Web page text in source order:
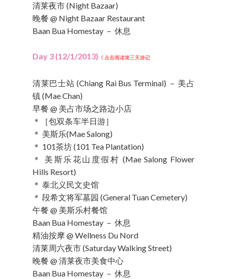
清莱夜市 (Night Bazaar)
晚餐 @ Night Bazaar Restaurant
Baan Bua Homestay － 休息
Day 3 (12/1/2013) 《 点击阅读第三天游记
清莱巴士站 (Chiang Rai Bus Terminal) － 美占
镇 (Mae Chan)
早餐 @ 美占市场之路边小店
＊［包双条车半日游］
＊ 美斯乐(Mae Salong)
＊ 101茶坊 (101 Tea Plantation)
＊ 美斯乐花山度假村 (Mae Salong Flower
Hills Resort)
＊ 泰北义民文史馆
＊ 段希文将军墓园 (General Tuan Cemetery)
午餐 @ 美斯乐村餐馆
Baan Bua Homestay － 休息
精油按摩 @ Wellness Du Nord
清莱周六夜市 (Saturday Walking Street)
晚餐 @ 清莱夜市美食中心
Baan Bua Homestay － 休息